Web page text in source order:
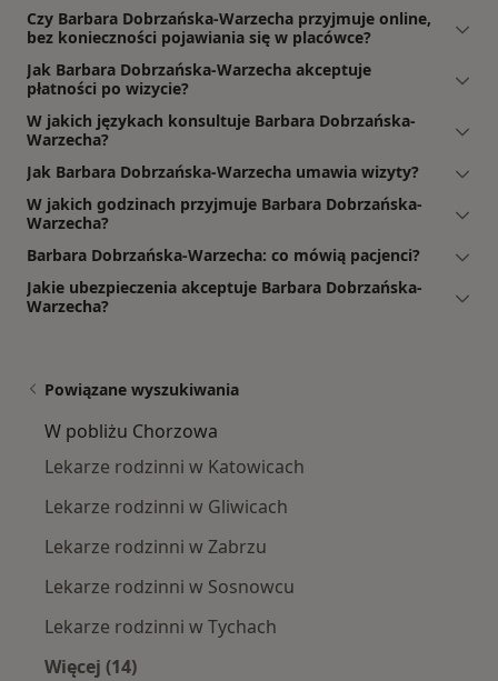
Czy Barbara Dobrzańska-Warzecha przyjmuje online,
bez konieczności pojawiania się w placówce?
Jak Barbara Dobrzańska-Warzecha akceptuje
płatności po wizycie?
W jakich językach konsultuje Barbara Dobrzańska-
Warzecha?
Jak Barbara Dobrzańska-Warzecha umawia wizyty?
W jakich godzinach przyjmuje Barbara Dobrzańska-
Warzecha?
Barbara Dobrzańska-Warzecha: co mówią pacjenci?
Jakie ubezpieczenia akceptuje Barbara Dobrzańska-
Warzecha?
Powiązane wyszukiwania
W pobliżu Chorzowa
Lekarze rodzinni w Katowicach
Lekarze rodzinni w Gliwicach
Lekarze rodzinni w Zabrzu
Lekarze rodzinni w Sosnowcu
Lekarze rodzinni w Tychach
Więcej (14)